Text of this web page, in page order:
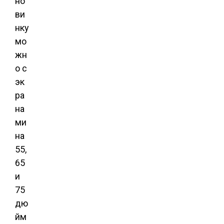
ви
нку
мо
жн
о с
эк
ра
на
ми
на
55,
65
и
75
дю
йм